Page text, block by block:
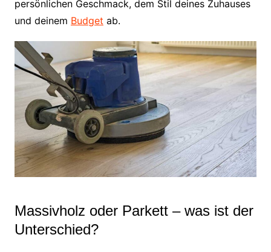
persönlichen Geschmack, dem Stil deines Zuhauses
und deinem Budget ab.
Massivholz oder Parkett – was ist der
Unterschied?